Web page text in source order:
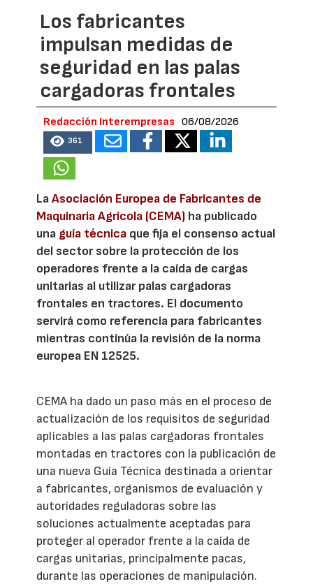
Los fabricantes
impulsan medidas de
seguridad en las palas
cargadoras frontales
Redacción Interempresas 06/08/2026
361
LaAsociación Europea de Fabricantes de
Maquinaria Agrícola (CEMA) ha publicado
una guía técnica que fija el consenso actual
del sector sobre la protección de los
operadores frente a la caída de cargas
unitarias al utilizar palas cargadoras
frontales en tractores. El documento
servirá como referencia para fabricantes
mientras continúa la revisión de la norma
europea EN 12525.
CEMA ha dado un paso más en el proceso de
actualización de los requisitos de seguridad
aplicables a las palas cargadoras frontales
montadas en tractores con la publicación de
una nueva Guía Técnica destinada a orientar
a fabricantes, organismos de evaluación y
autoridades reguladoras sobre las
soluciones actualmente aceptadas para
proteger al operador frente a la caída de
cargas unitarias, principalmente pacas,
durante las operaciones de manipulación.